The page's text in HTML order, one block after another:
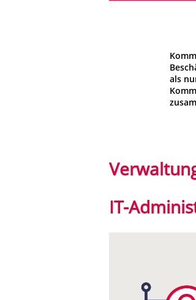
als
IT-